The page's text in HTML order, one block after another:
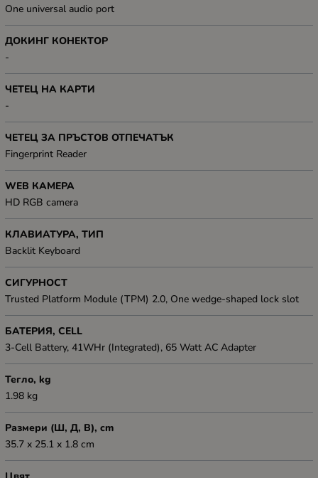
One universal audio port
ДОКИНГ КОНЕКТОР
-
ЧЕТЕЦ НА КАРТИ
-
ЧЕТЕЦ ЗА ПРЪСТОВ ОТПЕЧАТЪК
Fingerprint Reader
WEB КАМЕРА
HD RGB camera
КЛАВИАТУРА, ТИП
Backlit Keyboard
СИГУРНОСТ
Trusted Platform Module (TPM) 2.0, One wedge-shaped lock slot
БАТЕРИЯ, CELL
3-Cell Battery, 41WHr (Integrated), 65 Watt AC Adapter
Тегло, kg
1.98 kg
Размери (Ш, Д, В), cm
35.7 x 25.1 x 1.8 cm